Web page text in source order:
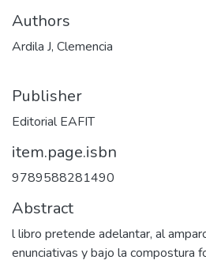
Authors
Ardila J, Clemencia
Publisher
Editorial EAFIT
item.page.isbn
9789588281490
Abstract
l libro pretende adelantar, al
enunciativas y bajo la compostura